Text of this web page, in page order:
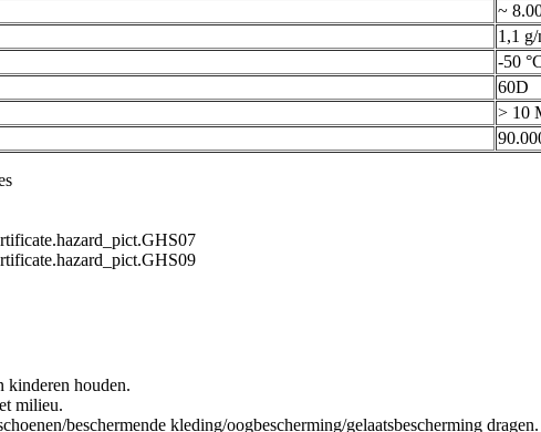
~
1,1 g/
-50
60D
> 10
kinderen houden.
milieu.
beschermende kleding/oogbescherming/gelaatsbescherming dragen.